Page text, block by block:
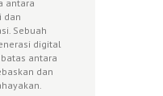
antara
dan
Sebuah
digital
antara
dan